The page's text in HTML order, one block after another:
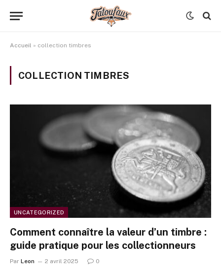
Accueil » collection timbres
COLLECTION TIMBRES
UNCATEGORIZED
Comment connaître la valeur d’un timbre :
guide pratique pour les collectionneurs
Par Leon 2 avril 2025 0